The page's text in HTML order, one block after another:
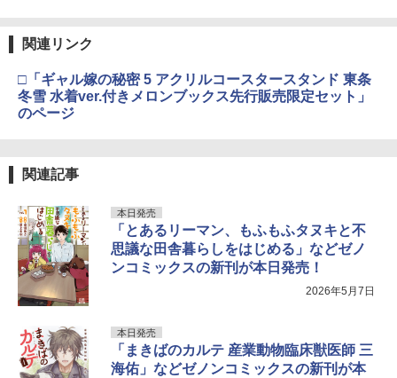
関連リンク
□「ギャル嫁の秘密 5 アクリルコースタースタンド 東条
冬雪 水着ver.付きメロンブックス先行販売限定セット」
のページ
関連記事
本日発売
「とあるリーマン、もふもふタヌキと不
思議な田舎暮らしをはじめる」などゼノ
ンコミックスの新刊が本日発売！
2026年5月7日
本日発売
「まきばのカルテ 産業動物臨床獣医師 三
海佑」などゼノンコミックスの新刊が本